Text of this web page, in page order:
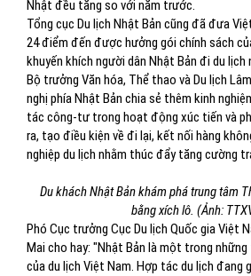
Nhật đều tăng so với năm trước.
Tổng cục Du lịch Nhật Bản cũng đã đưa
24 điểm đến được hưởng gói chính sách
khuyến khích người dân Nhật Bản đi du lịch
Bộ trưởng Văn hóa, Thể thao và Du lịch
nghị phía Nhật Bản chia sẻ thêm kinh
tác công-tư trong hoạt động xúc tiến và
ra, tạo điều kiện về đi lại, kết nối hàng
nghiệp du lịch nhằm thúc đẩy tăng cường
Du khách Nhật Bản khám phá trung tâm
bằng xích lô. (Ảnh:
Phó Cục trưởng Cục Du lịch Quốc gia Việt
Mai cho hay: "Nhật Bản là một trong
của du lịch Việt Nam. Hợp tác du lịch đang